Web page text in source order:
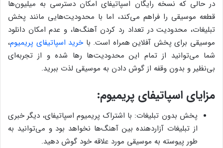
در حالی که نسخه رایگان اسپاتیفای امکان دسترسی به میلیون‌ها
قطعه موسیقی را فراهم می‌کند، اما با محدودیت‌هایی مانند پخش
تبلیغات، محدودیت در تعداد رد کردن آهنگ‌ها، و عدم امکان دانلود
موسیقی برای پخش آفلاین همراه است. باخرید اسپاتیفای پریمیوم،
شما می‌توانید از تمام این محدودیت‌ها رها شده و از تجربه‌ای
بی‌نظیر و بدون وقفه از گوش دادن به موسیقی لذت ببرید.
مزایای اسپاتیفای پریمیوم:
پخش بدون تبلیغات: با اشتراک پریمیوم اسپاتیفای، دیگر خبری
از تبلیغات آزاردهنده بین آهنگ‌ها نخواهد بود و می‌توانید به
طور پیوسته به موسیقی مورد علاقه خود گوش دهید.